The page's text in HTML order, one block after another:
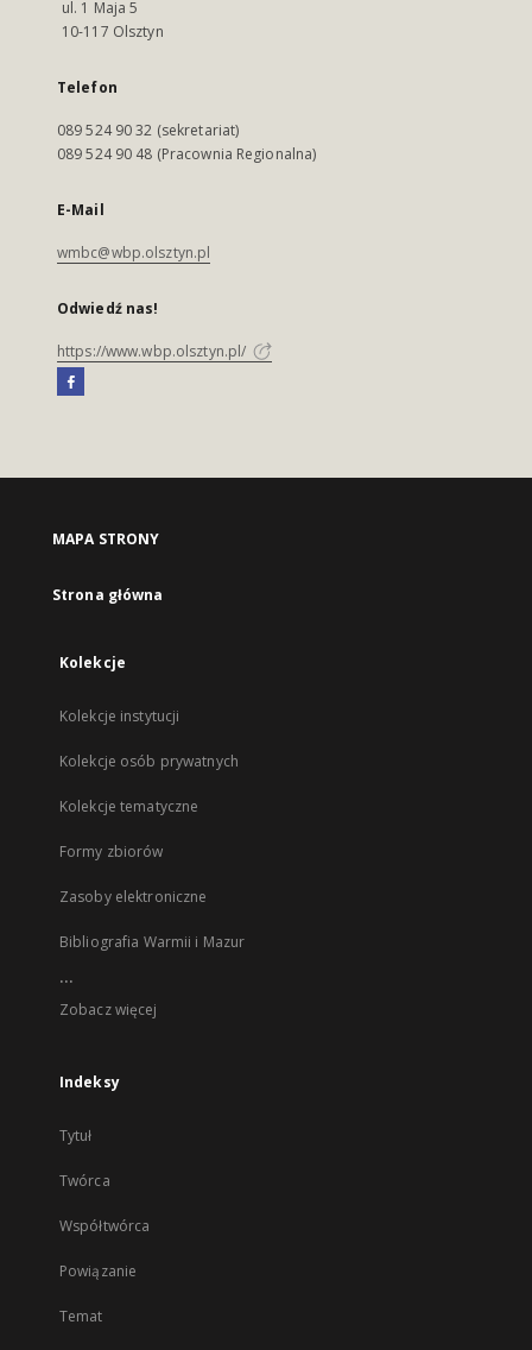
ul. 1 Maja 5
10-117 Olsztyn
Telefon
089 524 90 32 (sekretariat)
089 524 90 48 (Pracownia Regionalna)
E-Mail
wmbc@wbp.olsztyn.pl
Odwiedź nas!
https://www.wbp.olsztyn.pl/
MAPA STRONY
Strona główna
Kolekcje
Kolekcje instytucji
Kolekcje osób prywatnych
Kolekcje tematyczne
Formy zbiorów
Zasoby elektroniczne
Bibliografia Warmii i Mazur
...
Zobacz więcej
Indeksy
Tytuł
Twórca
Współtwórca
Powiązanie
Temat